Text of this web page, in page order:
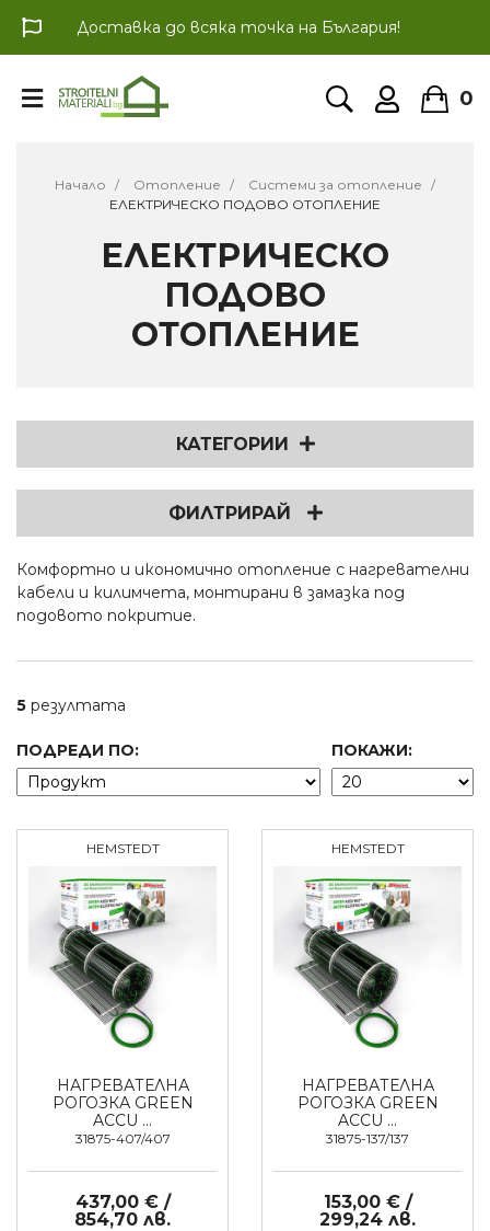
Доставка до всяка точка на България!
0
Начало Отопление
Системи за отопление
ЕЛЕКТРИЧЕСКО ПОДОВО ОТОПЛЕНИЕ
ЕЛЕКТРИЧЕСКО
ПОДОВО
ОТОПЛЕНИЕ
КАТЕГОРИИ
ФИЛТРИРАЙ
Комфортно и икономично отопление с нагревателни
кабели и килимчета, монтирани в замазка под
подовото покритие.
5 резултата
ПОДРЕДИ ПО: ПОКАЖИ:
HEMSTEDT
НАГРЕВАТЕЛНА
РОГОЗКА GREEN
ACCU …
31875-407/407
437,00 € /
854,70 лв.
HEMSTEDT
НАГРЕВАТЕЛНА
РОГОЗКА GREEN
ACCU …
31875-137/137
153,00 € /
299,24 лв.